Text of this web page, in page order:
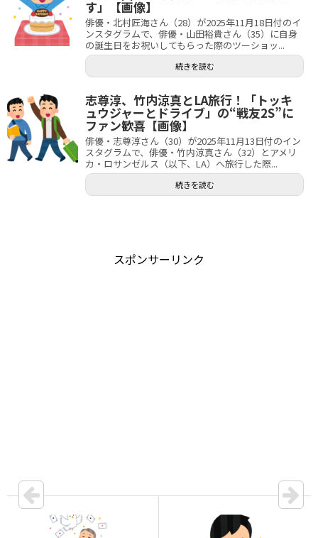
す」【画像】
俳優・北村匠海さん（28）が2025年11月18日付のイ
ンスタグラムで、俳優・山田裕貴さん（35）に自身
の誕生日をお祝いしてもらった際のツーショッ...
続きを読む
志尊淳、竹内涼真とLA旅行！「トッキ
ュウジャーとドライブ」の“戦友2S”に
ファン歓喜【画像】
俳優・志尊淳さん（30）が2025年11月13日付のイン
スタグラムで、俳優・竹内涼真さん（32）とアメリ
カ・ロサンゼルス（以下、LA）へ旅行した際...
続きを読む
スポンサーリンク